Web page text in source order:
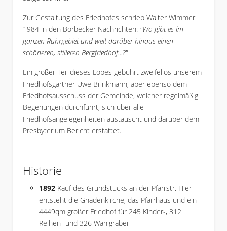
Zur Gestaltung des Friedhofes schrieb Walter Wimmer
1984 in den Borbecker Nachrichten: "Wo gibt es im
ganzen Ruhrgebiet und weit darüber hinaus einen
schöneren, stilleren Bergfriedhof...?"
Ein großer Teil dieses Lobes gebührt zweifellos unserem
Friedhofsgärtner Uwe Brinkmann, aber ebenso dem
Friedhofsausschuss der Gemeinde, welcher regelmäßig
Begehungen durchführt, sich über alle
Friedhofsangelegenheiten austauscht und darüber dem
Presbyterium Bericht erstattet.
Historie
1892 Kauf des Grundstücks an der Pfarrstr. Hier
entsteht die Gnadenkirche, das Pfarrhaus und ein
4449qm großer Friedhof für 245 Kinder-, 312
Reihen- und 326 Wahlgräber